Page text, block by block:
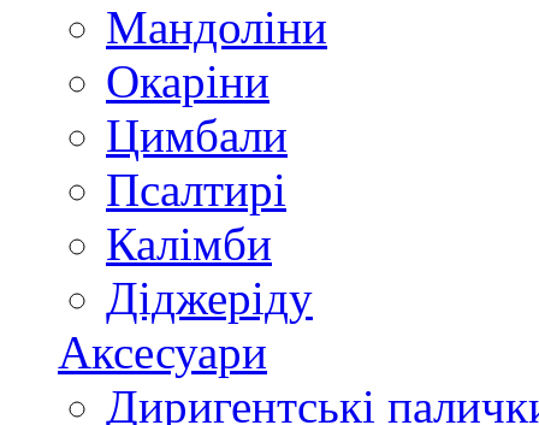
Мандоліни
Окаріни
Цимбали
Псалтирі
Калімби
Діджеріду
Аксесуари
Диригентські